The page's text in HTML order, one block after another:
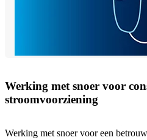
Werking met snoer voor
stroomvoorziening
Werking met snoer voor een